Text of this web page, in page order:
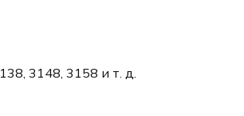
3148, 3158 и т. д.